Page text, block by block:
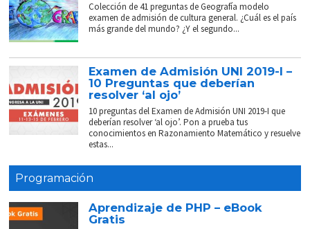
Colección de 41 preguntas de Geografía modelo
examen de admisión de cultura general. ¿Cuál es el país
más grande del mundo? ¿Y el segundo...
Examen de Admisión UNI 2019-I –
10 Preguntas que deberían
resolver ‘al ojo’
10 preguntas del Examen de Admisión UNI 2019-I que
deberían resolver ‘al ojo’. Pon a prueba tus
conocimientos en Razonamiento Matemático y resuelve
estas...
Programación
Aprendizaje de PHP – eBook
Gratis